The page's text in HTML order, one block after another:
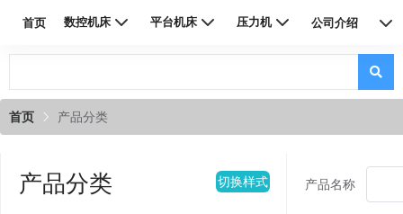
首页 数控机床 平台机床 压力机 公司介绍
首页 产品分类
产品分类 切换样式 产品名称